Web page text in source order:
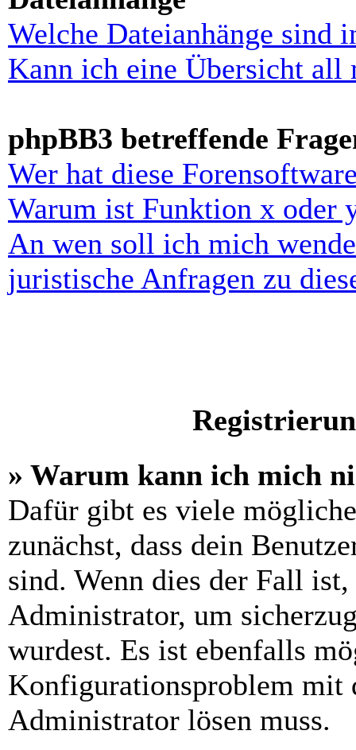
Welche Dateianhänge sind
Kann ich eine Übersicht all
phpBB3 betreffende
Wer hat diese
Warum ist Funktion x oder
An wen soll ich mich
juristische Anfragen zu
» Warum kann ich mich
Dafür gibt es viele
zunächst, dass dein
sind. Wenn dies der Fall
Administrator, um
wurdest. Es ist ebenfalls
Konfigurationsproblem mit
Administrator lösen muss.